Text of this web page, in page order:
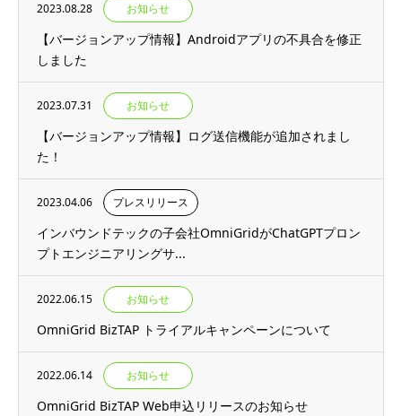
2023.08.28 お知らせ
【バージョンアップ情報】Androidアプリの不具合を修正
しました
2023.07.31 お知らせ
【バージョンアップ情報】ログ送信機能が追加されまし
た！
2023.04.06 プレスリリース
インバウンドテックの子会社OmniGridがChatGPTプロン
プトエンジニアリングサ...
2022.06.15 お知らせ
OmniGrid BizTAP トライアルキャンペーンについて
2022.06.14 お知らせ
OmniGrid BizTAP Web申込リリースのお知らせ